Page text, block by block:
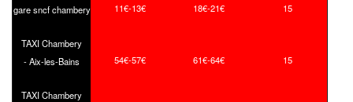
gare sncf chambery
11€-13€ 18€-21€ 15
TAXI Chambery
- Aix-les-Bains
54€-57€ 61€-64€ 15
TAXI Chambery